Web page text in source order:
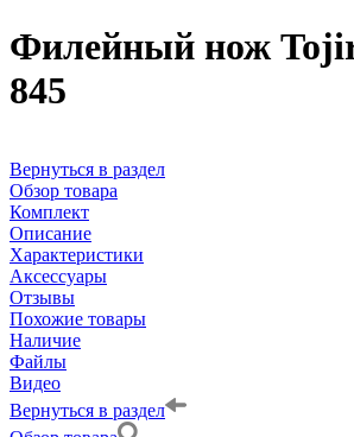
Филейный нож
845
Вернуться в раздел
Обзор товара
Комплект
Описание
Характеристики
Аксессуары
Отзывы
Похожие товары
Наличие
Файлы
Видео
Вернуться в раздел